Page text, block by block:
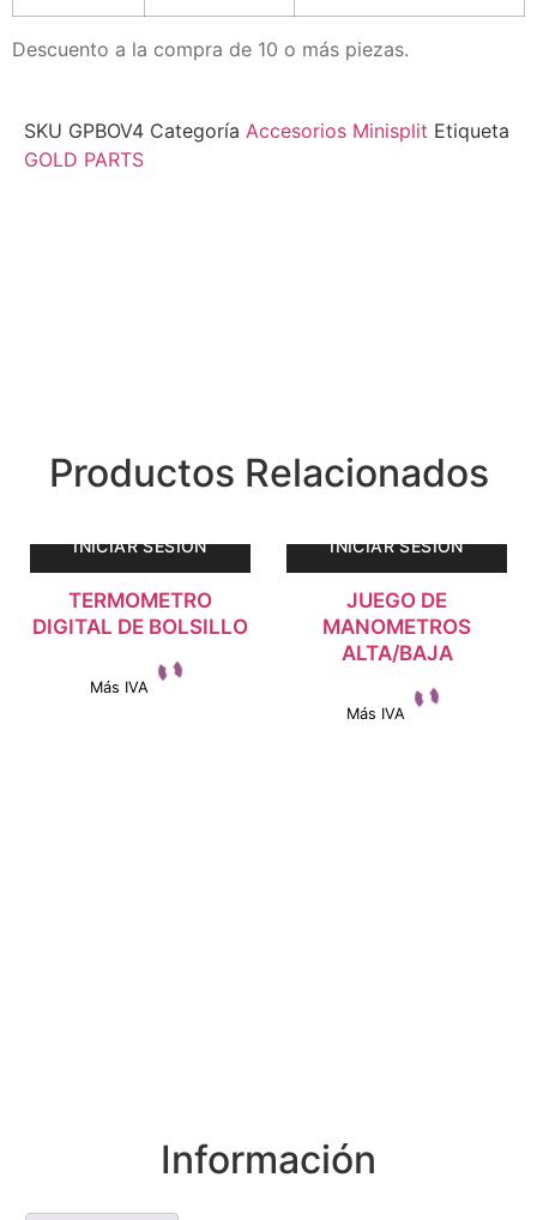
Descuento a la compra de 10 o más piezas.
SKU GPBOV4 Categoría Accesorios Minisplit Etiqueta
GOLD PARTS
Productos Relacionados
INICIAR SESIÓN
TERMOMETRO
DIGITAL DE BOLSILLO
Más IVA
INICIAR SESIÓN
JUEGO DE
MANOMETROS
ALTA/BAJA
Más IVA
Información